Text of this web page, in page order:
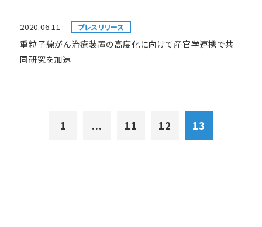
2020.06.11 プレスリリース
重粒子線がん治療装置の高度化に向けて産官学連携で共
同研究を加速
1 ... 11 12 13